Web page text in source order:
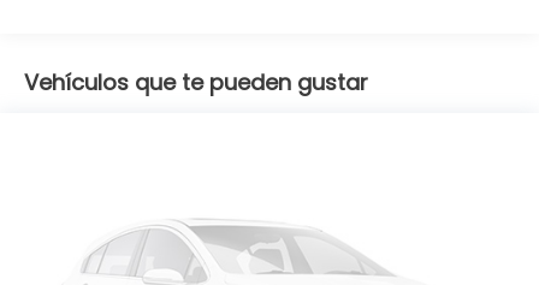
Vehículos que te pueden gustar